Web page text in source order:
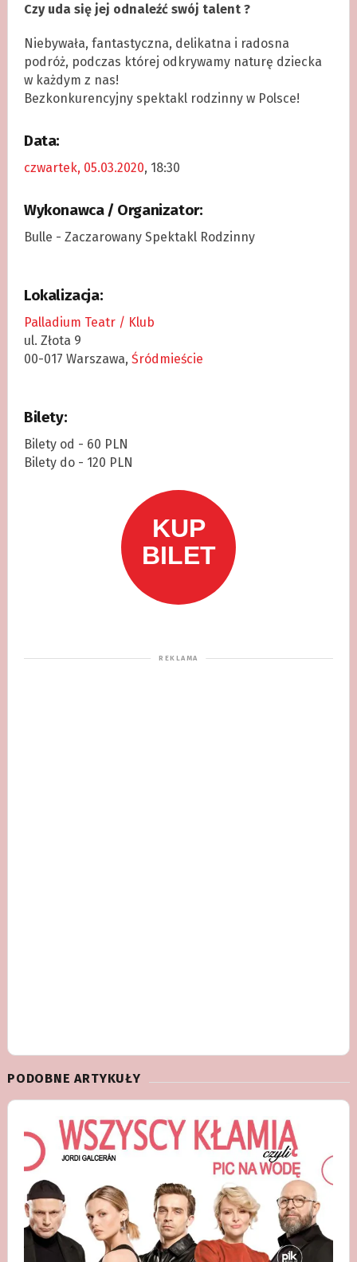
Czy uda się jej odnaleźć swój talent ?
Niebywała, fantastyczna, delikatna i radosna
podróż, podczas której odkrywamy naturę dziecka
w każdym z nas!
Bezkonkurencyjny spektakl rodzinny w Polsce!
Data:
czwartek, 05.03.2020, 18:30
Wykonawca / Organizator:
Bulle - Zaczarowany Spektakl Rodzinny
Lokalizacja:
Palladium Teatr / Klub
ul. Złota 9
00-017 Warszawa, Śródmieście
Bilety:
Bilety od - 60 PLN
Bilety do - 120 PLN
PODOBNE ARTYKUŁY